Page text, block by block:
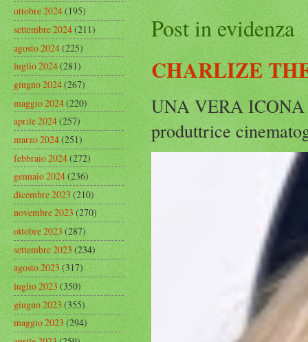
Post in evidenza
CHARLIZE
UNA VERA ICONA
produttrice
ottobre 2024(195)
settembre 2024(211)
agosto 2024(225)
luglio 2024(281)
giugno 2024(267)
maggio 2024(220)
aprile 2024(257)
marzo 2024(251)
febbraio 2024(272)
gennaio 2024(236)
dicembre 2023(210)
novembre 2023(270)
ottobre 2023(287)
settembre 2023(234)
agosto 2023(317)
luglio 2023(350)
giugno 2023(355)
maggio 2023(294)